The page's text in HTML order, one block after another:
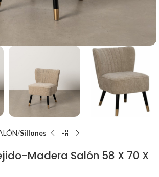
Sillones
Madera Salón 58 X 70 X